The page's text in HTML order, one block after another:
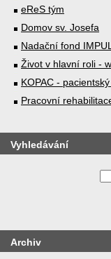
eReS tým
Domov sv. Josefa
Nadační fond
Život v hlavní roli -
KOPAC -
Pracovní
Vyhledávání
Archiv